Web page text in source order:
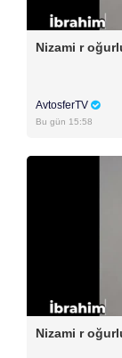
Nizami r
AvtosferTV
Bu gün 15:58
Nizami r